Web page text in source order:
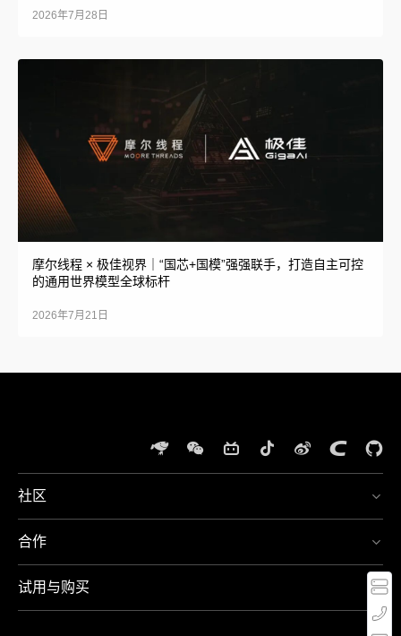
2026年7月28日
摩尔线程 × 极佳视界｜“国芯+国模”强强联手，打造自主可控
的通用世界模型全球标杆
2026年7月21日
社区
合作
试用与购买
娥
集
667-
至周